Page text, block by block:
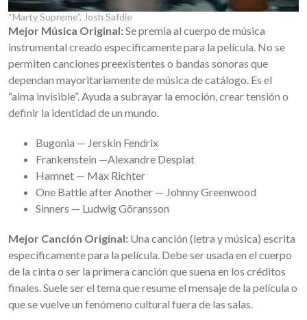
“Marty Supreme”, Josh Safdie
Mejor Música Original:Se premia al cuerpo de música
instrumental creado específicamente para la película. No se
permiten canciones preexistentes o bandas sonoras que
dependan mayoritariamente de música de catálogo. Es el
“alma invisible”. Ayuda a subrayar la emoción, crear tensión o
definir la identidad de un mundo.
Bugonia — Jerskin Fendrix
Frankenstein —Alexandre Desplat
Hamnet — Max Richter
One Battle after Another — Johnny Greenwood
Sinners — Ludwig Göransson
Mejor Canción Original: Una canción (letra y música) escrita
específicamente para la película. Debe ser usada en el cuerpo
de la cinta o ser la primera canción que suena en los créditos
finales. Suele ser el tema que resume el mensaje de la película o
que se vuelve un fenómeno cultural fuera de las salas.